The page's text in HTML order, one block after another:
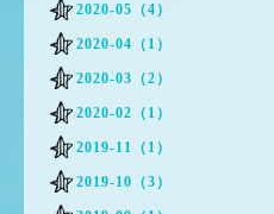
2020-05（4）
2020-04（1）
2020-03（2）
2020-02（1）
2019-11（1）
2019-10（3）